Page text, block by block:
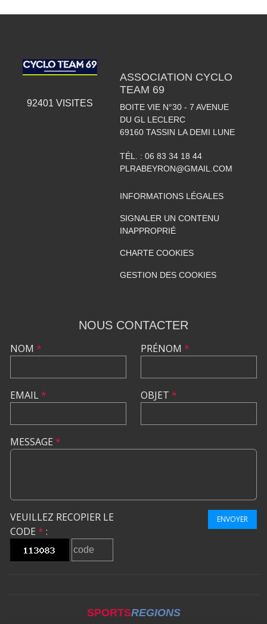
92401 VISITES
ASSOCIATION CYCLO
TEAM 69
BOITE VIE N°30 - 7 AVENUE
DU GL LECLERC
69160 TASSIN LA DEMI LUNE
TÉL. : 06 83 34 18 44
PLRABEYRON@GMAIL.COM
INFORMATIONS LÉGALES
SIGNALER UN CONTENU
INAPPROPRIÉ
CHARTE COOKIES
GESTION DES COOKIES
NOUS CONTACTER
NOM *
EMAIL*
PRÉNOM *
OBJET *
MESSAGE *
VEUILLEZ RECOPIER LE
CODE * :
ENVOYER
SPORTSREGIONS